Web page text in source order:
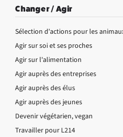
Changer / Agir
Sélection d'actions pour les
Agir sur soi et ses proches
Agir sur l'alimentation
Agir auprès des entreprises
Agir auprès des élus
Agir auprès des jeunes
Devenir végétarien, vegan
Travailler pour L214